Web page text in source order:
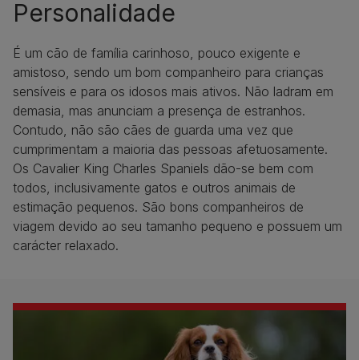
Personalidade
É um cão de família carinhoso, pouco exigente e
amistoso, sendo um bom companheiro para crianças
sensíveis e para os idosos mais ativos. Não ladram em
demasia, mas anunciam a presença de estranhos.
Contudo, não são cães de guarda uma vez que
cumprimentam a maioria das pessoas afetuosamente.
Os Cavalier King Charles Spaniels dão-se bem com
todos, inclusivamente gatos e outros animais de
estimação pequenos. São bons companheiros de
viagem devido ao seu tamanho pequeno e possuem um
carácter relaxado.